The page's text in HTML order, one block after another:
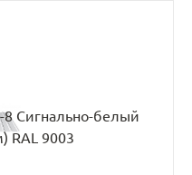
8 Сигнально-белый
RAL 9003